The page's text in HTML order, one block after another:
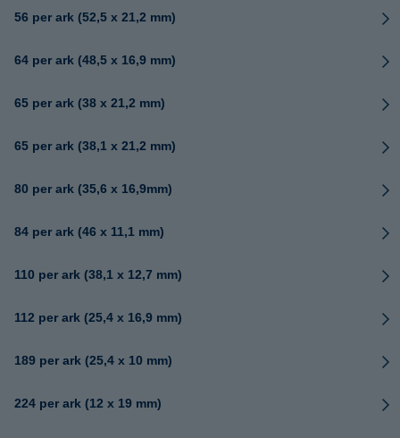
56 per ark (52,5 x 21,2 mm)
64 per ark (48,5 x 16,9 mm)
65 per ark (38 x 21,2 mm)
65 per ark (38,1 x 21,2 mm)
80 per ark (35,6 x 16,9mm)
84 per ark (46 x 11,1 mm)
110 per ark (38,1 x 12,7 mm)
112 per ark (25,4 x 16,9 mm)
189 per ark (25,4 x 10 mm)
224 per ark (12 x 19 mm)